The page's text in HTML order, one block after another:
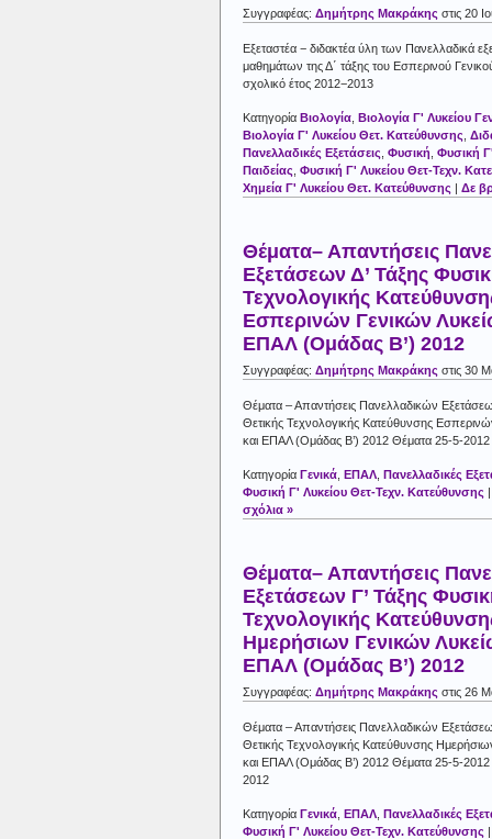
Συγγραφέας: Δημήτρης Μακράκης στις 20
Εξεταστέα − διδακτέα ύλη των Πανελλαδικά
μαθημάτων της Δ΄ τάξης του Εσπερινού
σχολικό έτος 2012−2013
Κατηγορία Βιολογία Βιολογία Γ' Λυκείου
Βιολογία Γ' Λυκείου Θετ. Κατεύθυνσης
Πανελλαδικές Εξετάσεις Φυσική Φυσική Γ'
Παιδείας Φυσική Γ' Λυκείου Θετ-Τεχν.
Χημεία Γ' Λυκείου Θετ. Κατεύθυνσης | Δε
Θέματα– Απαντήσεις
Εξετάσεων Δ’ Τάξης
Τεχνολογικής
Εσπερινών Γενικών
ΕΠΑΛ (Ομάδας Β’) 2012
Συγγραφέας: Δημήτρης Μακράκης στις 30
Θέματα – Απαντήσεις Πανελλαδικών
Θετικής Τεχνολογικής Κατεύθυνσης
και ΕΠΑΛ (Ομάδας Β’) 2012 Θέματα 25-5-2012
Κατηγορία Γενικά ΕΠΑΛ Πανελλαδικές
Φυσική Γ' Λυκείου Θετ-Τεχν. Κατεύθυνσης
σχόλια »
Θέματα– Απαντήσεις
Εξετάσεων Γ’ Τάξης
Τεχνολογικής
Ημερήσιων Γενικών
ΕΠΑΛ (Ομάδας Β’) 2012
Συγγραφέας: Δημήτρης Μακράκης στις 26
Θέματα – Απαντήσεις Πανελλαδικών
Θετικής Τεχνολογικής Κατεύθυνσης
και ΕΠΑΛ (Ομάδας Β’) 2012 Θέματα 25-5-2012
2012
Κατηγορία Γενικά ΕΠΑΛ Πανελλαδικές
Φυσική Γ' Λυκείου Θετ-Τεχν. Κατεύθυνσης